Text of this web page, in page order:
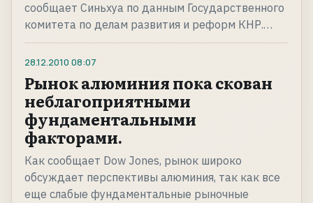
сообщает Синьхуа по данным Государственного
комитета по делам развития и реформ КНР.…
28.12.2010 08:07
Рынок алюминия пока скован
неблагоприятными
фундаментальными
факторами.
Как сообщает Dow Jones, рынок широко
обсуждает перспективы алюминия, так как все
еще слабые фундаментальные рыночные